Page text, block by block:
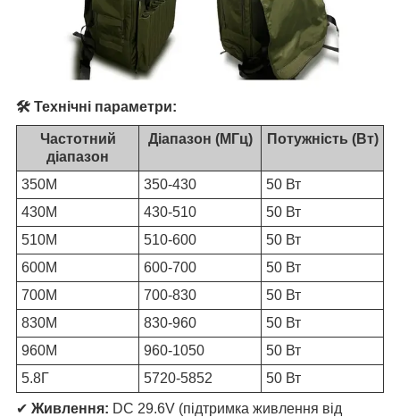
🛠 Технічні параметри:
Частотний
діапазон
Діапазон (МГц) Потужність (Вт)
350М 350-430
50 Вт
430М
430-510
50 Вт
510М
510-600
50 Вт
600М
600-700
50 Вт
700М
700-830
50 Вт
830М
830-960
50 Вт
960М
960-1050
50 Вт
5.8Г
5720-5852
50 Вт
✔ Живлення: DC 29.6V (підтримка живлення від